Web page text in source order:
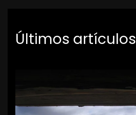
Últimos artículos